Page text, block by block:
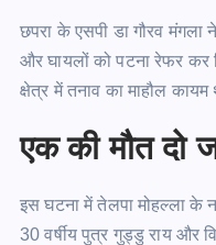
छपरा के एसपी डा गौरव मंगला
और घायलों को पटना रेफर कर
क्षेत्र में तनाव का माहौल कायम
एक की मौत दो
इस घटना में तेलपा मोहल्ला के
30 वर्षीय पुत्र गुड्डु राय और